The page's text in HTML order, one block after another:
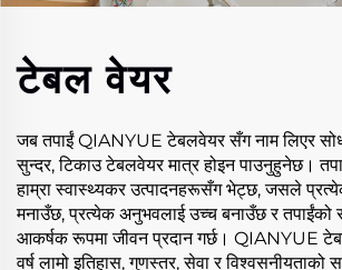
टेबल वेयर
जब तपाईं QIANYUE टेबलवेयर सँग नाम लिएर
सुन्दर, टिकाउ टेबलवेयर मात्र होइन पाउनुहुनेछ।
हाम्रा स्वास्थ्यकर उत्पादनहरूसँग भेट्छ, जसले
मनाउँछ, प्रत्येक अनुभवलाई उच्च बनाउँछ र तपाईंको
आकर्षक रूपमा जीवन प्रदान गर्छ। QIANYUE
वर्ष लामो इतिहास, गुणस्तर, सेवा र विश्वसनीयताको